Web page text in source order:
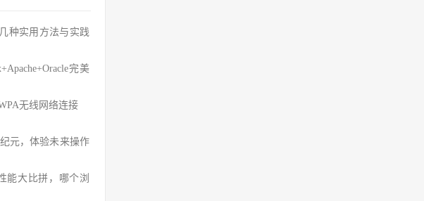
种实用方法与实践
完美
无线网络连接
元，体验未来操作
能大比拼，哪个浏